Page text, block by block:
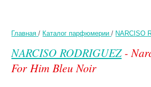
Главная / Каталог парфюмерии / NARCISO
NARCISO RODRIGUEZ-
For Him Bleu Noir